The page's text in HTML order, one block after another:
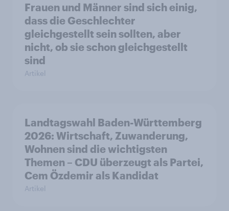
Frauen und Männer sind sich einig,
dass die Geschlechter
gleichgestellt sein sollten, aber
nicht, ob sie schon gleichgestellt
sind
Artikel
Landtagswahl Baden-Württemberg
2026: Wirtschaft, Zuwanderung,
Wohnen sind die wichtigsten
Themen – CDU überzeugt als Partei,
Cem Özdemir als Kandidat
Artikel